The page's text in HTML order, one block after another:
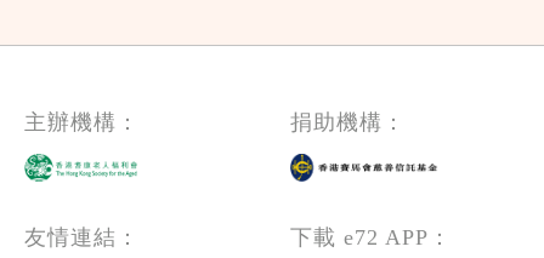
主辦機構： 捐助機構：
友情連結： 下載 e72 APP：